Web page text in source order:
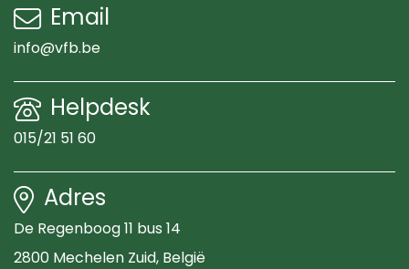
Email
info@vfb.be
Helpdesk
015/21 51 60
Adres
De Regenboog 11 bus 14
2800 Mechelen Zuid, België